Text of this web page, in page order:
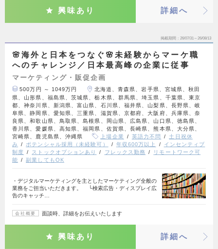
興味あり 詳細へ
掲載期間 26/07/31～26/08/13
🌸海外と日本をつなぐ🌸未経験からマーケ職
へのチャレンジ／日本最高峰の企業に従事
マーケティング・販促企画
500万円 ～ 1049万円
北海道、青森県、岩手県、宮城県、秋田
県、山形県、福島県、茨城県、栃木県、群馬県、埼玉県、千葉県、東京
都、神奈川県、新潟県、富山県、石川県、福井県、山梨県、長野県、岐
阜県、静岡県、愛知県、三重県、滋賀県、京都府、大阪府、兵庫県、奈
良県、和歌山県、鳥取県、島根県、岡山県、広島県、山口県、徳島県、
香川県、愛媛県、高知県、福岡県、佐賀県、長崎県、熊本県、大分県、
宮崎県、鹿児島県、沖縄県
上場企業 英語力不問
土日祝休
み
ポテンシャル採用（未経験可） 年収600万以上
インセンティブ
制度
ストックオプションあり フレックス勤務
リモートワーク可
能
副業してもOK
・デジタルマーケティングを主としたマーケティング全般の
業務をご担当いただきます。 └検索広告・ディスプレイ広
告のキャッチ…
会社概要 面談時、詳細をお伝えいたします
興味あり 詳細へ